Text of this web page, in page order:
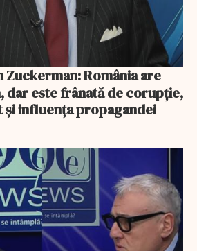
dar este frânată de corupție,
și influența propagandei